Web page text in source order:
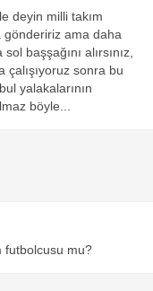
deyin milli takım
göndeririz ama daha
başşağını alırsınız,
çalışıyoruz sonra bu
yalakalarının
böyle...
futbolcusu mu?